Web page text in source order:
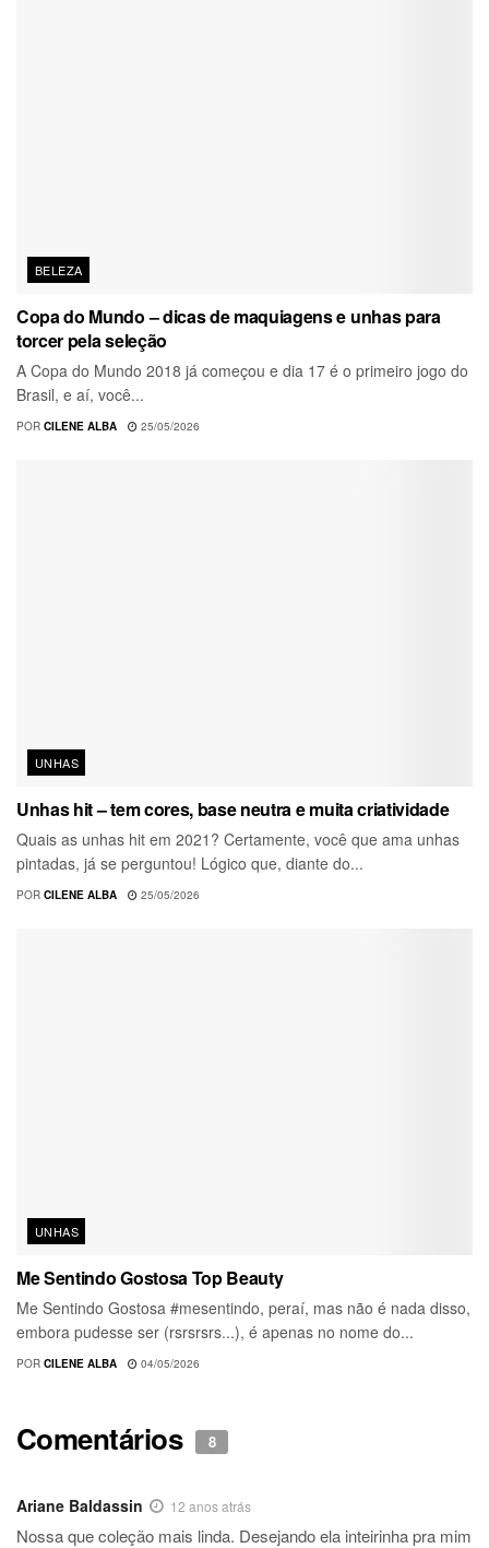
BELEZA
Copa do Mundo – dicas de maquiagens e unhas para
torcer pela seleção
A Copa do Mundo 2018 já começou e dia 17 é o primeiro jogo do
Brasil, e aí, você...
POR CILENE ALBA 25/05/2026
UNHAS
Unhas hit – tem cores, base neutra e muita criatividade
Quais as unhas hit em 2021? Certamente, você que ama unhas
pintadas, já se perguntou! Lógico que, diante do...
POR CILENE ALBA 25/05/2026
UNHAS
Me Sentindo Gostosa Top Beauty
Me Sentindo Gostosa #mesentindo, peraí, mas não é nada disso,
embora pudesse ser (rsrsrsrs...), é apenas no nome do...
POR CILENE ALBA 04/05/2026
Comentários 8
Ariane Baldassin 12 anos atrás
Nossa que coleção mais linda. Desejando ela inteirinha pra mim